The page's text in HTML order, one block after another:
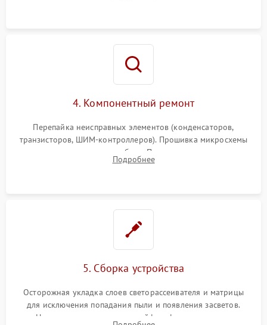
4. Компонентный ремонт
Перепайка неисправных элементов (конденсаторов,
транзисторов, ШИМ-контроллеров). Прошивка микросхемы
памяти при программных сбоях. При поломке подсветки —
разборка матрицы и замена выгоревших светодиодов.
Подробнее
5. Сборка устройства
Осторожная укладка слоев светорассеивателя и матрицы
для исключения попадания пыли и появления засветов.
Надежное подключение шлейфов, фиксация плат и